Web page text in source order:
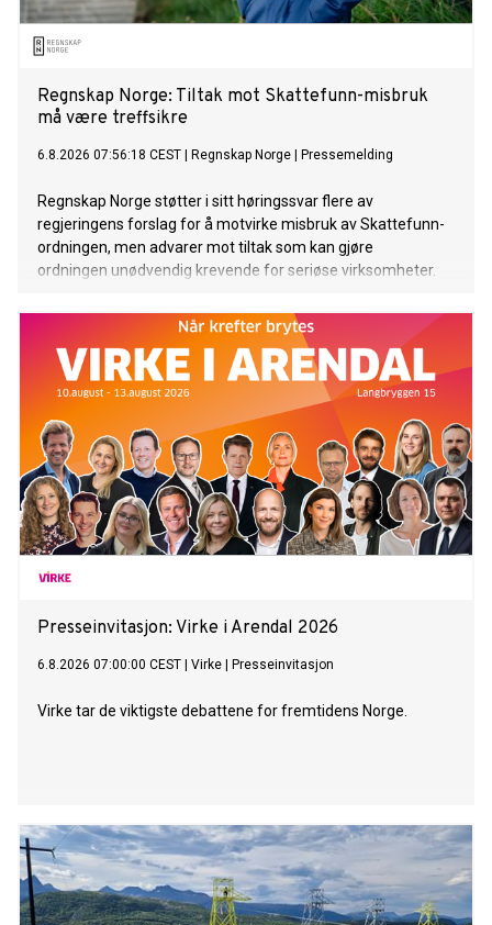
Regnskap Norge: Tiltak mot Skattefunn-misbruk
må være treffsikre
6.8.2026 07:56:18 CEST Regnskap Norge Pressemelding
Regnskap Norge støtter i sitt høringssvar flere av
regjeringens forslag for å motvirke misbruk av Skattefunn-
ordningen, men advarer mot tiltak som kan gjøre
ordningen unødvendig krevende for seriøse virksomheter.
Presseinvitasjon: Virke i Arendal 2026
6.8.2026 07:00:00 CEST Virke Presseinvitasjon
Virke tar de viktigste debattene for fremtidens Norge.